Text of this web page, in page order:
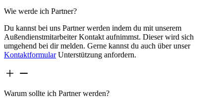
Wie werde ich Partner?
Du kannst bei uns Partner werden indem du mit unserem
Außendienstmitarbeiter Kontakt aufnimmst. Dieser wird sich
umgehend bei dir melden. Gerne kannst du auch über unser
KontaktformularUnterstützung anfordern.
Warum sollte ich Partner werden?